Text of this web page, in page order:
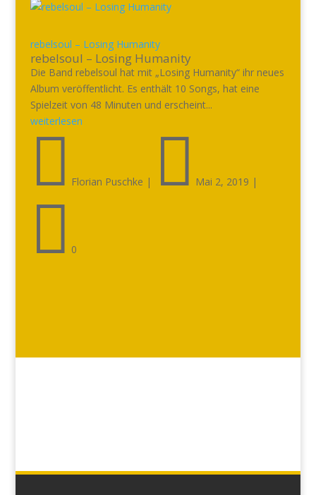
rebelsoul – Losing Humanity
rebelsoul – Losing Humanity
Die Band rebelsoul hat mit „Losing Humanity“ ihr neues
Album veröffentlicht. Es enthält 10 Songs, hat eine
Spielzeit von 48 Minuten und erscheint...
weiterlesen
 Florian Puschke |  Mai 2, 2019 |
 0